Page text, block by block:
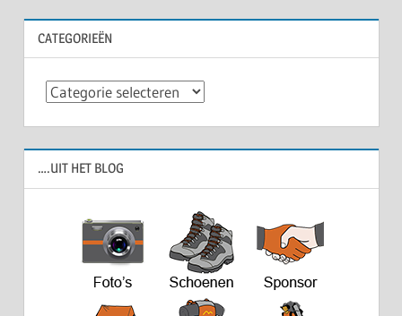
CATEGORIEËN
Categorieën
….UIT HET BLOG